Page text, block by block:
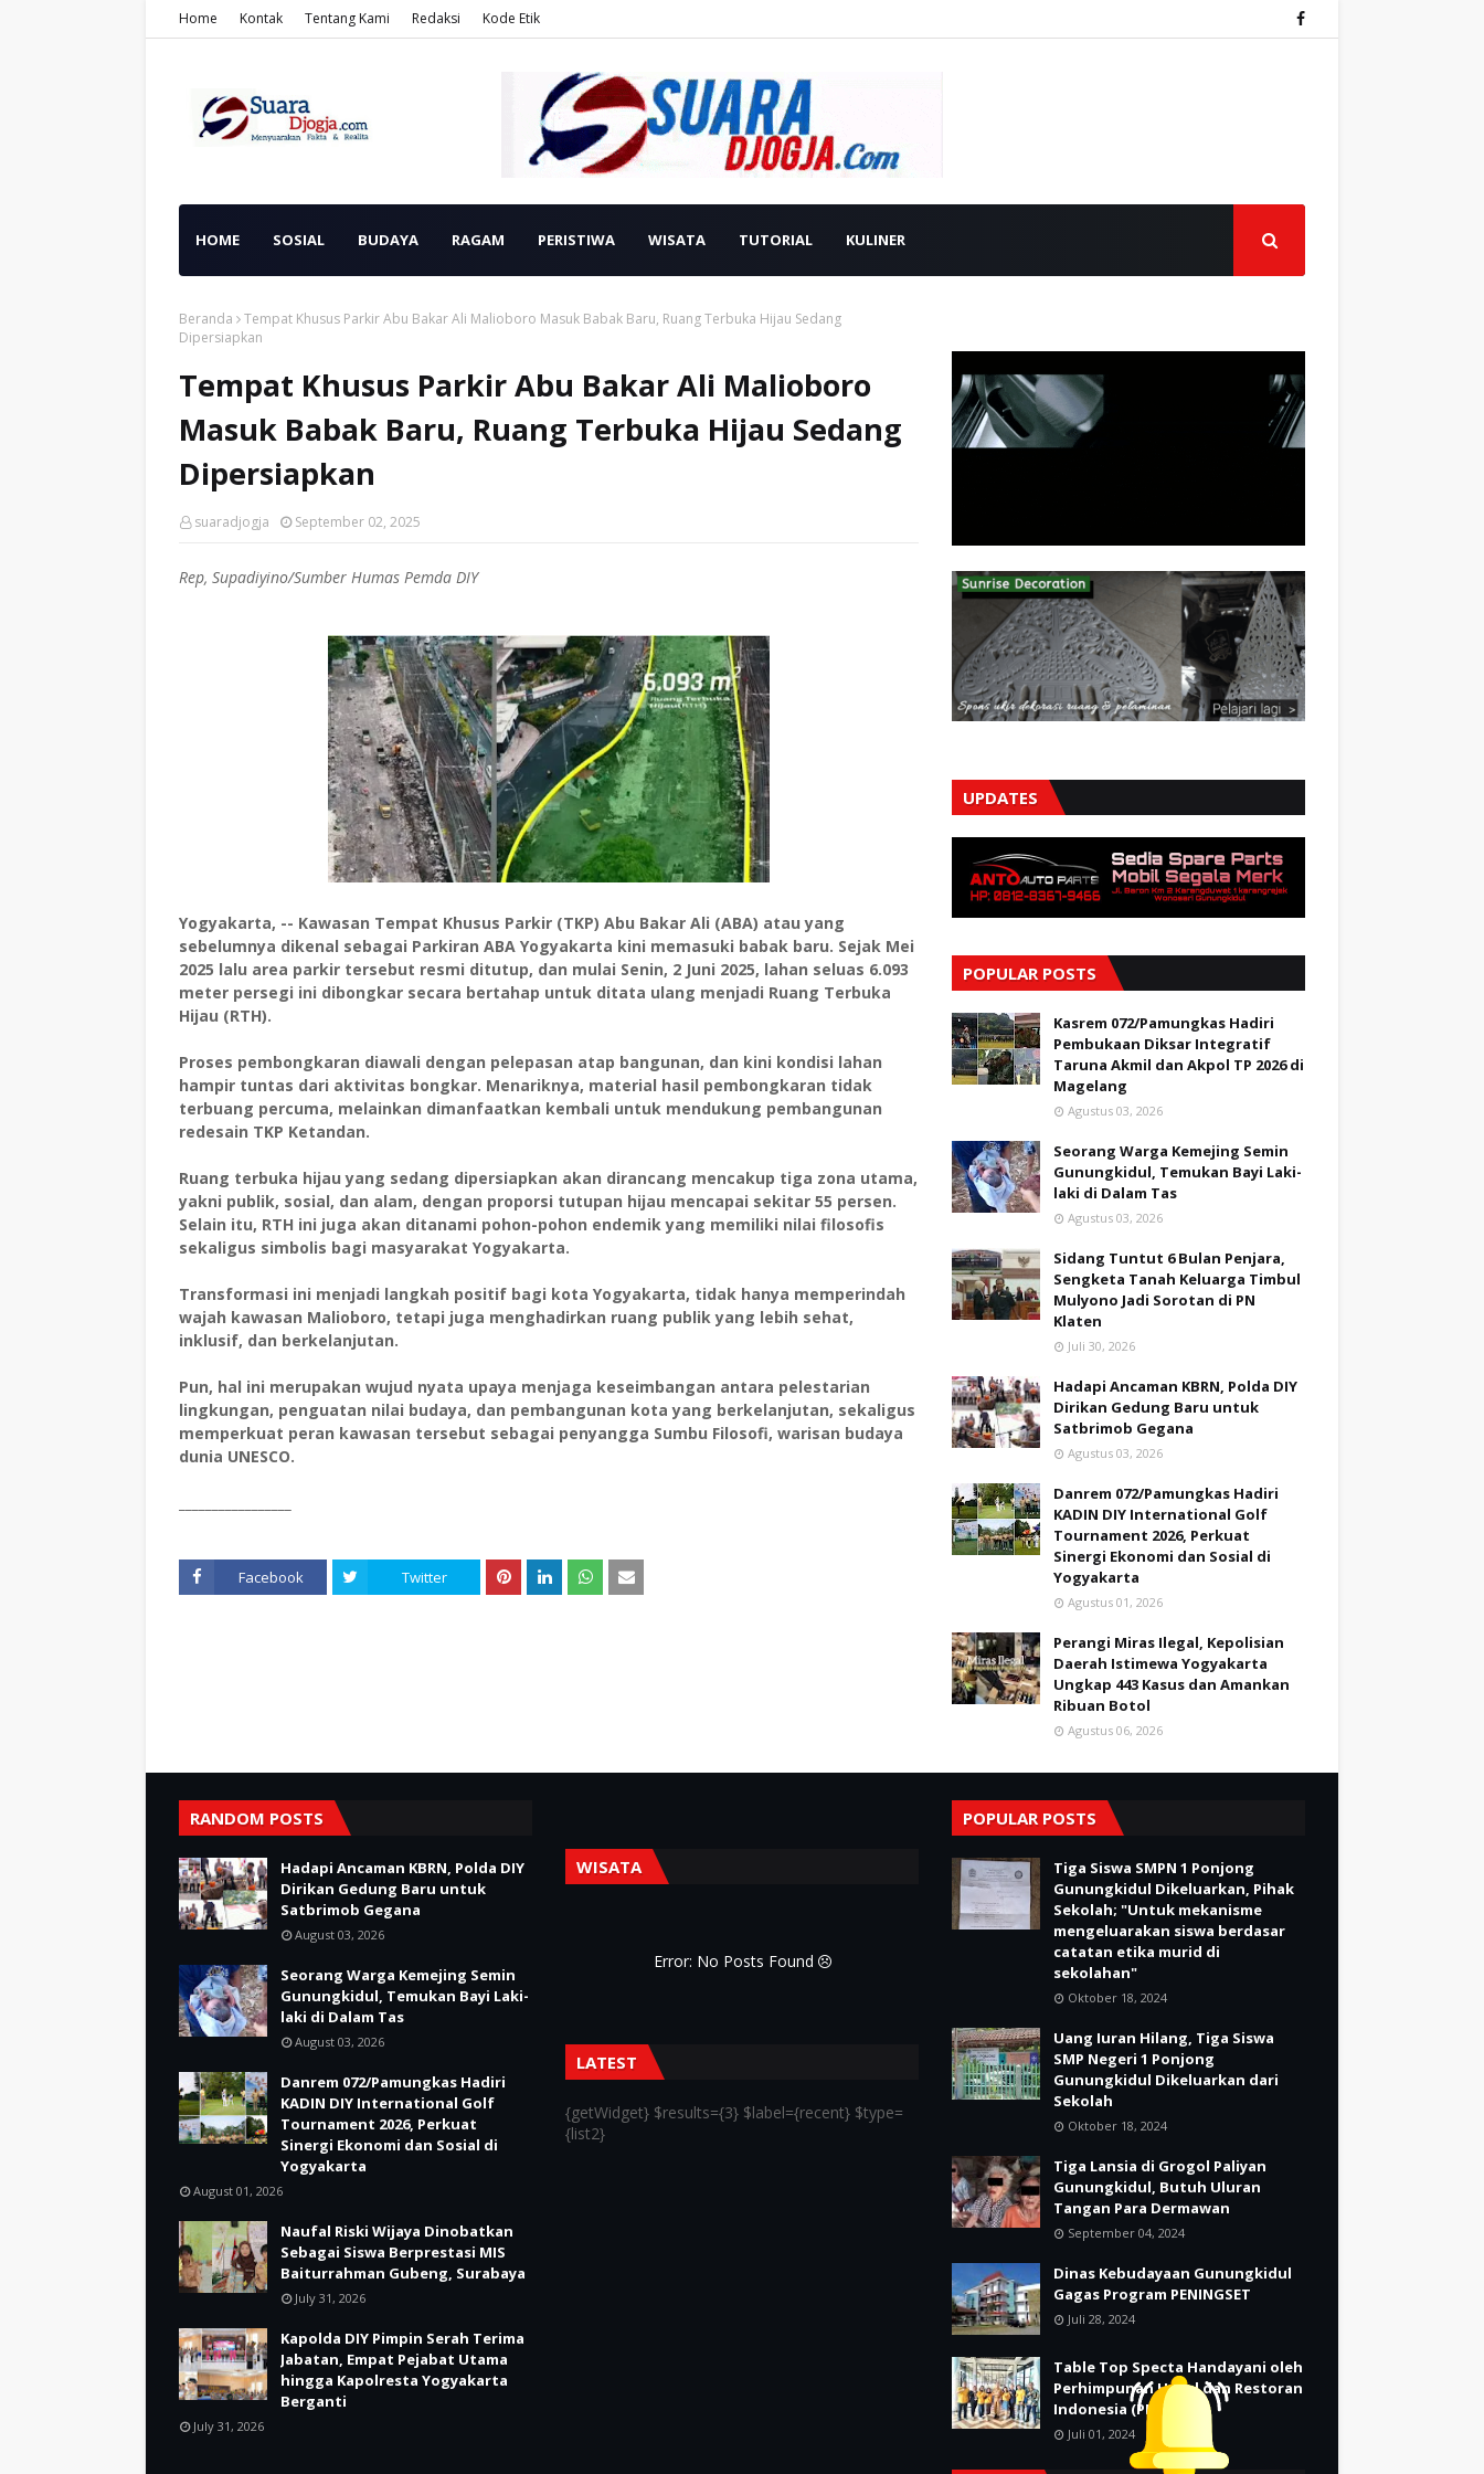
Home Kontak Tentang Kami Redaksi Kode Etik
HOME SOSIAL BUDAYA RAGAM PERISTIWA WISATA TUTORIAL KULINER
Beranda
Tempat Khusus Parkir Abu Bakar Ali Malioboro Masuk Babak Baru, Ruang Terbuka Hijau Sedang
Dipersiapkan
Tempat Khusus Parkir Abu Bakar Ali Malioboro
Masuk Babak Baru, Ruang Terbuka Hijau Sedang
Dipersiapkan
suaradjogja September 02, 2025
Rep, Supadiyino/Sumber Humas Pemda DIY
Yogyakarta, -- Kawasan Tempat Khusus Parkir (TKP) Abu Bakar Ali (ABA) atau yang
sebelumnya dikenal sebagai Parkiran ABA Yogyakarta kini memasuki babak baru. Sejak Mei
2025 lalu area parkir tersebut resmi ditutup, dan mulai Senin, 2 Juni 2025, lahan seluas 6.093
meter persegi ini dibongkar secara bertahap untuk ditata ulang menjadi Ruang Terbuka
Hijau (RTH).
Proses pembongkaran diawali dengan pelepasan atap bangunan, dan kini kondisi lahan
hampir tuntas dari aktivitas bongkar. Menariknya, material hasil pembongkaran tidak
terbuang percuma, melainkan dimanfaatkan kembali untuk mendukung pembangunan
redesain TKP Ketandan.
Ruang terbuka hijau yang sedang dipersiapkan akan dirancang mencakup tiga zona utama,
yakni publik, sosial, dan alam, dengan proporsi tutupan hijau mencapai sekitar 55 persen.
Selain itu, RTH ini juga akan ditanami pohon-pohon endemik yang memiliki nilai filosofis
sekaligus simbolis bagi masyarakat Yogyakarta.
Transformasi ini menjadi langkah positif bagi kota Yogyakarta, tidak hanya memperindah
wajah kawasan Malioboro, tetapi juga menghadirkan ruang publik yang lebih sehat,
inklusif, dan berkelanjutan.
Pun, hal ini merupakan wujud nyata upaya menjaga keseimbangan antara pelestarian
lingkungan, penguatan nilai budaya, dan pembangunan kota yang berkelanjutan, sekaligus
memperkuat peran kawasan tersebut sebagai penyangga Sumbu Filosofi, warisan budaya
dunia UNESCO.
Facebook Twitter
UPDATES
POPULAR POSTS
Kasrem 072/Pamungkas Hadiri
Pembukaan Diksar Integratif
Taruna Akmil dan Akpol TP 2026 di
Magelang
Agustus 03, 2026
Seorang Warga Kemejing Semin
Gunungkidul, Temukan Bayi Laki-
laki di Dalam Tas
Agustus 03, 2026
Sidang Tuntut 6 Bulan Penjara,
Sengketa Tanah Keluarga Timbul
Mulyono Jadi Sorotan di PN
Klaten
Juli 30, 2026
Hadapi Ancaman KBRN, Polda DIY
Dirikan Gedung Baru untuk
Satbrimob Gegana
Agustus 03, 2026
Danrem 072/Pamungkas Hadiri
KADIN DIY International Golf
Tournament 2026, Perkuat
Sinergi Ekonomi dan Sosial di
Yogyakarta
Agustus 01, 2026
Perangi Miras Ilegal, Kepolisian
Daerah Istimewa Yogyakarta
Ungkap 443 Kasus dan Amankan
Ribuan Botol
Agustus 06, 2026
RANDOM POSTS
Hadapi Ancaman KBRN, Polda DIY
Dirikan Gedung Baru untuk
Satbrimob Gegana
August 03, 2026
Seorang Warga Kemejing Semin
Gunungkidul, Temukan Bayi Laki-
laki di Dalam Tas
August 03, 2026
Danrem 072/Pamungkas Hadiri
KADIN DIY International Golf
Tournament 2026, Perkuat
Sinergi Ekonomi dan Sosial di
Yogyakarta
August 01, 2026
Naufal Riski Wijaya Dinobatkan
Sebagai Siswa Berprestasi MIS
Baiturrahman Gubeng, Surabaya
July 31, 2026
Kapolda DIY Pimpin Serah Terima
Jabatan, Empat Pejabat Utama
hingga Kapolresta Yogyakarta
Berganti
July 31, 2026
WISATA
Error: No Posts Found
LATEST
{getWidget} $results={3} $label={recent} $type=
{list2}
POPULAR POSTS
Tiga Siswa SMPN 1 Ponjong
Gunungkidul Dikeluarkan, Pihak
Sekolah; "Untuk mekanisme
mengeluarakan siswa berdasar
catatan etika murid di
sekolahan"
Oktober 18, 2024
Uang Iuran Hilang, Tiga Siswa
SMP Negeri 1 Ponjong
Gunungkidul Dikeluarkan dari
Sekolah
Oktober 18, 2024
Tiga Lansia di Grogol Paliyan
Gunungkidul, Butuh Uluran
Tangan Para Dermawan
September 04, 2024
Dinas Kebudayaan Gunungkidul
Gagas Program PENINGSET
Juli 28, 2024
Table Top Specta Handayani oleh
Perhimpunan Hotel dan Restoran
Indonesia (PHRI)
Juli 01, 2024